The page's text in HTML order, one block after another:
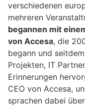
verschiedenen
mehreren
begannen mit
von Accesa, die
begann und
Projekten, IT
Erinnerungen
CEO von Accesa,
sprachen dabei